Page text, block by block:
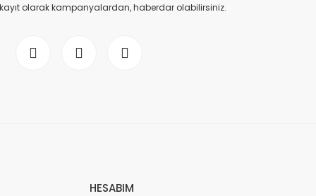
olarak kampanyalardan, haberdar olabilirsiniz.
HESABIM